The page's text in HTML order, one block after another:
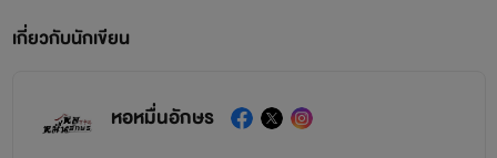
เกี่ยวกับนักเขียน
หอหมื่นอักษร